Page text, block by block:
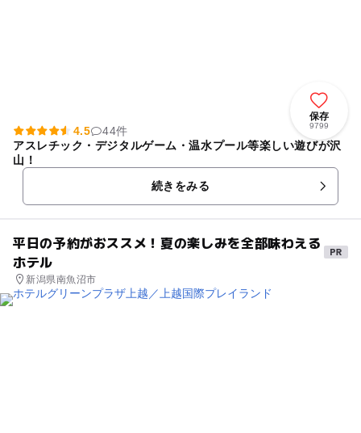
保存
9799
4.5
44件
アスレチック・デジタルゲーム・温水プール等楽しい遊びが沢
山！
続きをみる
平日の予約がおススメ！夏の楽しみを全部味わえる
ホテル
新潟県南魚沼市